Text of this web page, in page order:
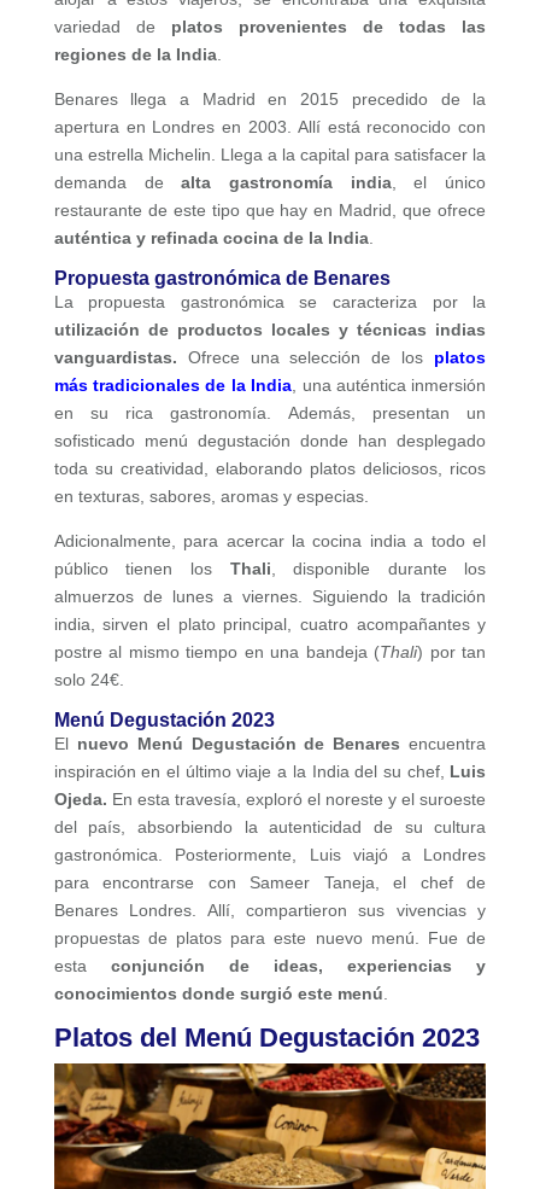
variedad de platos provenientes de todas las
regiones de la India.
Benares llega a Madrid en 2015 precedido de la
apertura en Londres en 2003. Allí está reconocido con
una estrella Michelin. Llega a la capital para satisfacer la
demanda dealta gastronomía india, el único
restaurante de este tipo que hay en Madrid, que ofrece
auténtica y refinada cocina de la India.
Propuesta gastronómica de Benares
La propuesta gastronómica se caracteriza por la
utilización de productos locales y técnicas indias
vanguardistas. Ofrece una selección de los platos
más tradicionales de la India , una auténtica inmersión
en su rica gastronomía. Además, presentan un
sofisticado menú degustación donde han desplegado
toda su creatividad, elaborando platos deliciosos, ricos
en texturas, sabores, aromas y especias.
Adicionalmente, para acercar la cocina india a todo el
público tienen los Thali , disponible durante los
almuerzos de lunes a viernes. Siguiendo la tradición
india, sirven el plato principal, cuatro acompañantes y
postre al mismo tiempo en una bandeja (Thali) por tan
solo 24€.
Menú Degustación 2023
El nuevo Menú Degustación de Benares encuentra
inspiración en el último viaje a la India del su chef, Luis
Ojeda. En esta travesía, exploró el noreste y el suroeste
del país, absorbiendo la autenticidad de su cultura
gastronómica. Posteriormente, Luis viajó a Londres
para encontrarse con Sameer Taneja, el chef de
Benares Londres. Allí, compartieron sus vivencias y
propuestas de platos para este nuevo menú. Fue de
esta conjunción de ideas, experiencias y
conocimientos donde surgió este menú
Platos del Menú Degustación 2023